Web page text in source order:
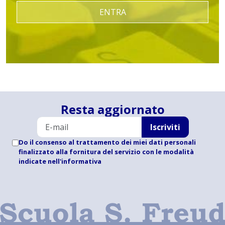
ENTRA
Resta aggiornato
Iscriviti
Do il consenso al trattamento dei miei dati personali
finalizzato alla fornitura del servizio con le modalità
indicate nell'informativa